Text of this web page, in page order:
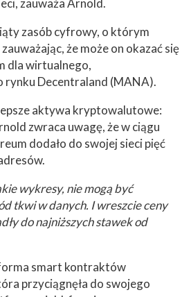
zasób cyfrowy, o którym
że może on okazać się
dla wirtualnego,
rynku Decentraland (MANA).
aktywa kryptowalutowe:
zwraca uwagę, że w ciągu
dodało do swojej sieci pięć
wykresy, nie mogą być
tkwi w danych. I wreszcie ceny
do ​​najniższych stawek od
smart kontraktów
przyciągnęła do swojego